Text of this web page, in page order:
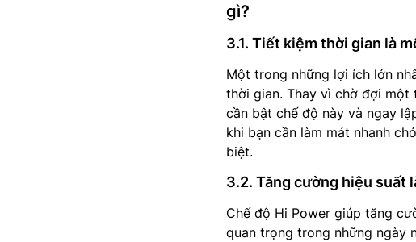
gì?
3.1. Tiết kiệm thời gian là
Một trong những lợi ích lớn
thời gian. Thay vì chờ đợi một
cần bật chế độ này và ngay
khi bạn cần làm mát nhanh
biệt.
3.2. Tăng cường hiệu suất
Chế độ Hi Power giúp tăng
quan trọng trong những ngày